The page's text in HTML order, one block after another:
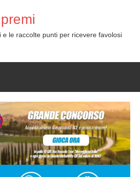
e le raccolte punti per ricevere favolosi